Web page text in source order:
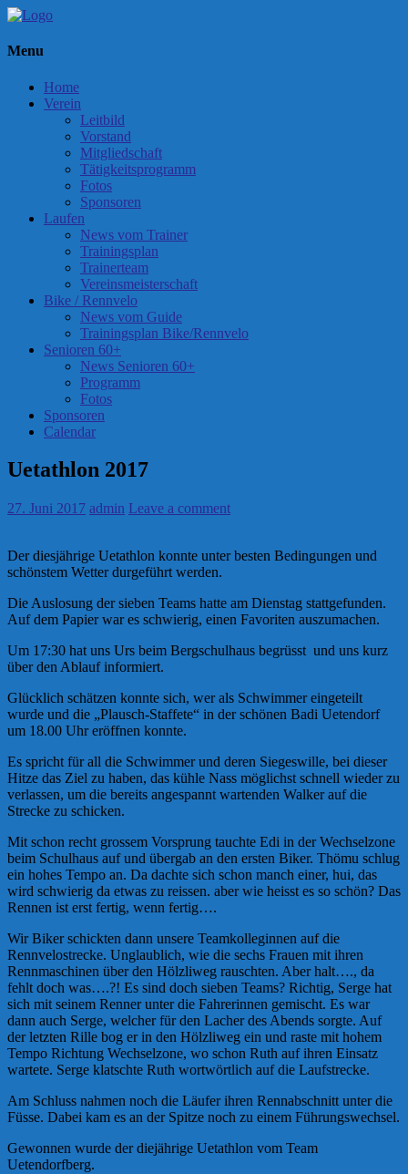
Menu
Home
Verein
Leitbild
Vorstand
Mitgliedschaft
Tätigkeitsprogramm
Fotos
Sponsoren
Laufen
News vom Trainer
Trainingsplan
Trainerteam
Vereinsmeisterschaft
Bike / Rennvelo
News vom Guide
Trainingsplan Bike/Rennvelo
Senioren 60+
News Senioren 60+
Programm
Fotos
Sponsoren
Calendar
Uetathlon 2017
27. Juni 2017 admin Leave a comment
Der diesjährige Uetathlon konnte unter besten Bedingungen und
schönstem Wetter durgeführt werden.
Die Auslosung der sieben Teams hatte am Dienstag stattgefunden.
Auf dem Papier war es schwierig, einen Favoriten auszumachen.
Um 17:30 hat uns Urs beim Bergschulhaus begrüsst und uns kurz
über den Ablauf informiert.
Glücklich schätzen konnte sich, wer als Schwimmer eingeteilt
wurde und die „Plausch-Staffete“ in der schönen Badi Uetendorf
um 18.00 Uhr eröffnen konnte.
Es spricht für all die Schwimmer und deren Siegeswille, bei dieser
Hitze das Ziel zu haben, das kühle Nass möglichst schnell wieder zu
verlassen, um die bereits angespannt wartenden Walker auf die
Strecke zu schicken.
Mit schon recht grossem Vorsprung tauchte Edi in der Wechselzone
beim Schulhaus auf und übergab an den ersten Biker. Thömu schlug
ein hohes Tempo an. Da dachte sich schon manch einer, hui, das
wird schwierig da etwas zu reissen. aber wie heisst es so schön? Das
Rennen ist erst fertig, wenn fertig….
Wir Biker schickten dann unsere Teamkolleginnen auf die
Rennvelostrecke. Unglaublich, wie die sechs Frauen mit ihren
Rennmaschinen über den Hölzliweg rauschten. Aber halt…., da
fehlt doch was….?! Es sind doch sieben Teams? Richtig, Serge hat
sich mit seinem Renner unter die Fahrerinnen gemischt. Es war
dann auch Serge, welcher für den Lacher des Abends sorgte. Auf
der letzten Rille bog er in den Hölzliweg ein und raste mit hohem
Tempo Richtung Wechselzone, wo schon Ruth auf ihren Einsatz
wartete. Serge klatschte Ruth wortwörtlich auf die Laufstrecke.
Am Schluss nahmen noch die Läufer ihren Rennabschnitt unter die
Füsse. Dabei kam es an der Spitze noch zu einem Führungswechsel.
Gewonnen wurde der diejährige Uetathlon vom Team
Uetendorfberg.